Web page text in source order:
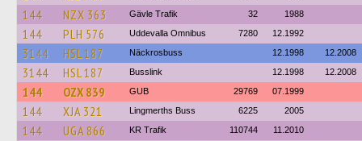
144 NZX 363 Gävle Trafik 32 1988
144 PLH 576 Uddevalla Omnibus 7280 12.1992
3144 HSL 187 Näckrosbuss 12.1998 12.2008
3144 HSL 187 Busslink 12.1998 12.2008
144 OZX 839 GUB 29769 07.1999
144 XJA 321 Lingmerths Buss 6225 2005
144 UGA 866 KR Trafik 110744 11.2010